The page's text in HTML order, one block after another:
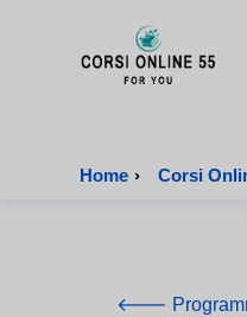
Home › Corsi
🡐